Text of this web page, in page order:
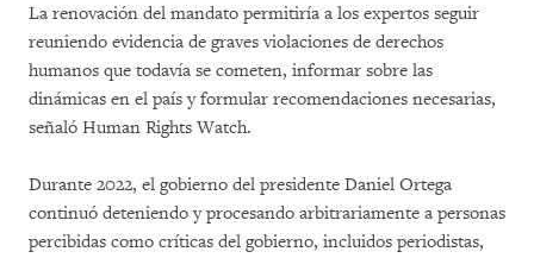
La renovación del mandato permitiría a los expertos seguir
reuniendo evidencia de graves violaciones de derechos
humanos que todavía se cometen, informar sobre las
dinámicas en el país y formular recomendaciones necesarias,
señaló Human Rights Watch.
Durante 2022, el gobierno del presidente Daniel Ortega
continuó deteniendo y procesando arbitrariamente a personas
percibidas como críticas del gobierno, incluidos periodistas,